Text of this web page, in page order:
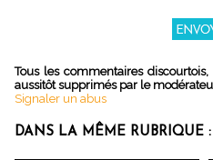
Tous les commentaires
aussitôt supprimés par le
Signaler un abus
DANS LA MÊME RUBRIQUE :